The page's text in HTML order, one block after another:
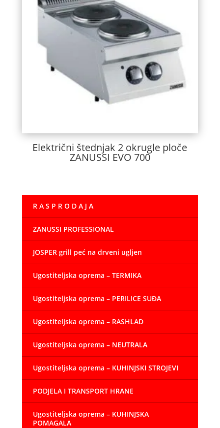
Električni štednjak 2 okrugle ploče
ZANUSSI EVO 700
R A S P R O D A J A
ZANUSSI PROFESSIONAL
JOSPER grill peć na drveni ugljen
Ugostiteljska oprema – TERMIKA
Ugostiteljska oprema – PERILICE SUĐA
Ugostiteljska oprema – RASHLAD
Ugostiteljska oprema – NEUTRALA
Ugostiteljska oprema – KUHINJSKI STROJEVI
PODJELA I TRANSPORT HRANE
Ugostiteljska oprema – KUHINJSKA
POMAGALA